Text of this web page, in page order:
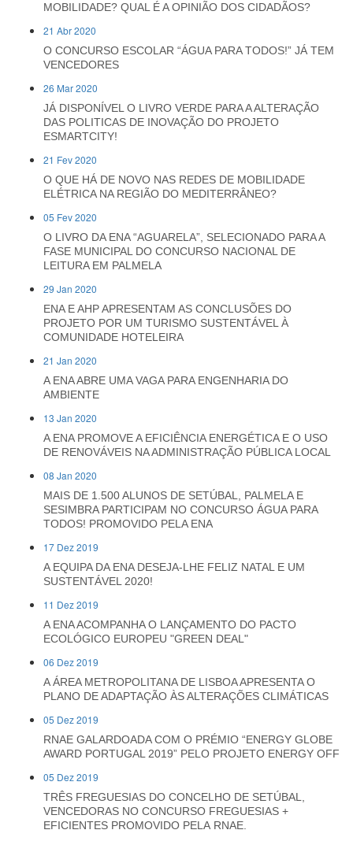
MOBILIDADE? QUAL É A OPINIÃO DOS CIDADÃOS?
21 Abr 2020
O CONCURSO ESCOLAR “ÁGUA PARA TODOS!” JÁ TEM
VENCEDORES
26 Mar 2020
JÁ DISPONÍVEL O LIVRO VERDE PARA A ALTERAÇÃO
DAS POLITICAS DE INOVAÇÃO DO PROJETO
ESMARTCITY!
21 Fev 2020
O QUE HÁ DE NOVO NAS REDES DE MOBILIDADE
ELÉTRICA NA REGIÃO DO MEDITERRÂNEO?
05 Fev 2020
O LIVRO DA ENA “AGUARELA”, SELECIONADO PARA A
FASE MUNICIPAL DO CONCURSO NACIONAL DE
LEITURA EM PALMELA
29 Jan 2020
ENA E AHP APRESENTAM AS CONCLUSÕES DO
PROJETO POR UM TURISMO SUSTENTÁVEL À
COMUNIDADE HOTELEIRA
21 Jan 2020
A ENA ABRE UMA VAGA PARA ENGENHARIA DO
AMBIENTE
13 Jan 2020
A ENA PROMOVE A EFICIÊNCIA ENERGÉTICA E O USO
DE RENOVÁVEIS NA ADMINISTRAÇÃO PÚBLICA LOCAL
08 Jan 2020
MAIS DE 1.500 ALUNOS DE SETÚBAL, PALMELA E
SESIMBRA PARTICIPAM NO CONCURSO ÁGUA PARA
TODOS! PROMOVIDO PELA ENA
17 Dez 2019
A EQUIPA DA ENA DESEJA-LHE FELIZ NATAL E UM
SUSTENTÁVEL 2020!
11 Dez 2019
A ENA ACOMPANHA O LANÇAMENTO DO PACTO
ECOLÓGICO EUROPEU "GREEN DEAL"
06 Dez 2019
A ÁREA METROPOLITANA DE LISBOA APRESENTA O
PLANO DE ADAPTAÇÃO ÀS ALTERAÇÕES CLIMÁTICAS
05 Dez 2019
RNAE GALARDOADA COM O PRÉMIO “ENERGY GLOBE
AWARD PORTUGAL 2019” PELO PROJETO ENERGY OFF
05 Dez 2019
TRÊS FREGUESIAS DO CONCELHO DE SETÚBAL,
VENCEDORAS NO CONCURSO FREGUESIAS +
EFICIENTES PROMOVIDO PELA RNAE.